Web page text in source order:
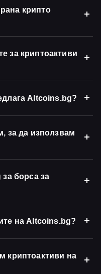
крипто
за криптоактиви
Altcoins.bg?
за да използвам
борса за
на Altcoins.bg?
криптоактиви на